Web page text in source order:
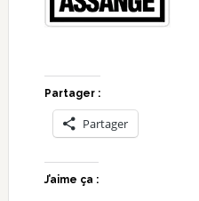
Partager :
Partager
J’aime ça :